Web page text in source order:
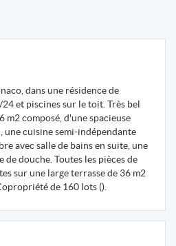
dans une résidence de
et piscines sur le toit. Très bel
m2 composé, d'une spacieuse
une cuisine semi-indépendante
avec salle de bains en suite, une
de douche. Toutes les pièces de
sur une large terrasse de 36 m2
de 160 lots ().